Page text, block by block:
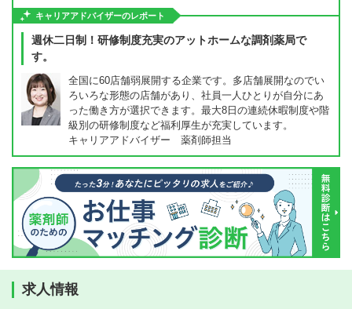
キャリアアドバイザーのレポート
週休二日制！研修制度充実のアットホームな調剤薬局で
す。
全国に60店舗弱展開する企業です。多店舗展開なのでい
ろいろな形態の店舗があり、社員一人ひとりが自分にあ
った働き方が選択できます。最大8日の連続休暇制度や階
級別の研修制度など福利厚生が充実しています。
キャリアアドバイザー 薬剤師担当
求人情報